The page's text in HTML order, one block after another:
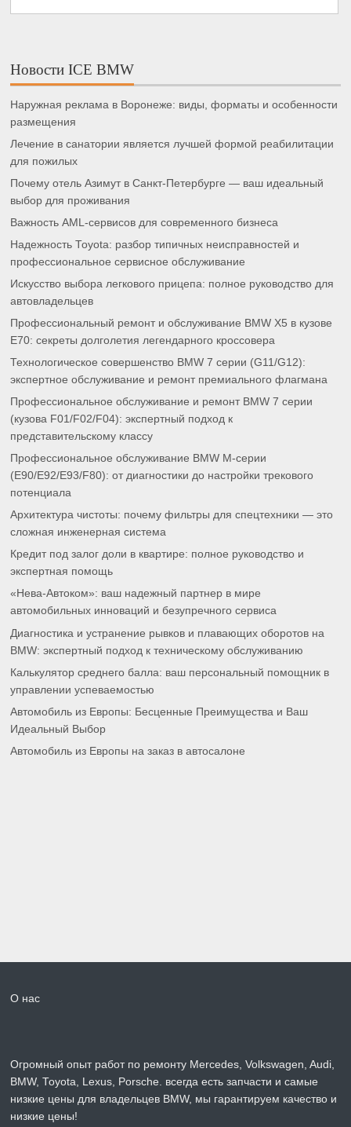
Новости ICE BMW
Наружная реклама в Воронеже: виды, форматы и особенности
размещения
Лечение в санатории является лучшей формой реабилитации
для пожилых
Почему отель Азимут в Санкт-Петербурге — ваш идеальный
выбор для проживания
Важность AML-сервисов для современного бизнеса
Надежность Toyota: разбор типичных неисправностей и
профессиональное сервисное обслуживание
Искусство выбора легкового прицепа: полное руководство для
автовладельцев
Профессиональный ремонт и обслуживание BMW X5 в кузове
E70: секреты долголетия легендарного кроссовера
Технологическое совершенство BMW 7 серии (G11/G12):
экспертное обслуживание и ремонт премиального флагмана
Профессиональное обслуживание и ремонт BMW 7 серии
(кузова F01/F02/F04): экспертный подход к
представительскому классу
Профессиональное обслуживание BMW M-серии
(E90/E92/E93/F80): от диагностики до настройки трекового
потенциала
Архитектура чистоты: почему фильтры для спецтехники — это
сложная инженерная система
Кредит под залог доли в квартире: полное руководство и
экспертная помощь
«Нева-Автоком»: ваш надежный партнер в мире
автомобильных инноваций и безупречного сервиса
Диагностика и устранение рывков и плавающих оборотов на
BMW: экспертный подход к техническому обслуживанию
Калькулятор среднего балла: ваш персональный помощник в
управлении успеваемостью
Автомобиль из Европы: Бесценные Преимущества и Ваш
Идеальный Выбор
Автомобиль из Европы на заказ в автосалоне
О нас
Огромный опыт работ по ремонту Mercedes, Volkswagen, Audi,
BMW, Toyota, Lexus, Porsche. всегда есть запчасти и самые
низкие цены для владельцев BMW, мы гарантируем качество и
низкие цены!